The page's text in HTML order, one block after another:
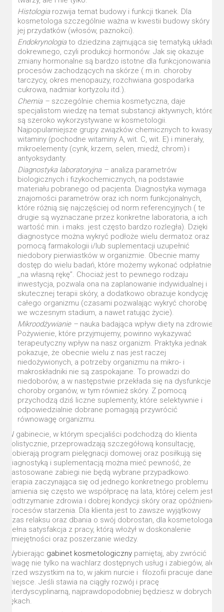
Histologia rozwija temat budowy i funkcji tkanek. Dla
kosmetologa szczególnie ważna w kwestii budowy skóry i
jej przydatków (włosów, paznokci).
Endokrynologiato dziedzina zajmująca się tematyką układu
dokrewnego, czyli produkcji hormonów. Jak się okazuje
zmiany hormonalne są bardzo istotne dla funkcjonowania i
procesów zachodzących na skórze ( m.in. choroby
tarczycy, okres menopauzy, rozchwiana gospodarka
cukrowa, nadmiar kortyzolu itd.).
Chemia – szczególnie chemia kosmetyczna, daje
specjalistom wiedzę na temat substancji aktywnych, które
są szeroko wykorzystywane w kosmetologii.
Najpopularniejsze grupy związków chemicznych to kwasy,
witaminy (pochodne witaminy A, wit. C, wit. E) i minerały,
mikroelementy (cynk, krzem, selen, miedź, chrom) i
antyoksydanty.
Diagnostyka laboratoryjna – analiza parametrów
biologicznych i fizykochemicznych, na podstawie
materiału pobranego od pacjenta. Diagnostyka wymaga
znajomości parametrów oraz ich norm funkcjonalnych,
które różnią się najczęściej od norm referencyjnych ( te
drugie są wyznaczane przez konkretne laboratoria, a ich
wartość min. i maks. jest często bardzo rozległa). Dzięki
diagnostyce można wykryć podłoże wielu dermatoz oraz z
pomocą farmakologii i/lub suplementacji uzupełnić
niedobory pierwiastków w organizmie. Obecnie mamy
dostęp do wielu badań, które możemy wykonać odpłatnie
,,na własną rękę”. Chociaż jest to pewnego rodzaju
inwestycja, pozwala ona na zaplanowanie indywidualnej i
skutecznej terapii skóry, a dodatkowo obrazuje kondycję
całego organizmu (czasami pozwalając wykryć chorobę
we wczesnym stadium, a nawet ratując życie).
Mikroodżywianie – nauka badająca wpływ diety na zdrowie.
Pożywienie, które przyjmujemy, powinno wykazywać
terapeutyczny wpływ na nasz organizm. Praktyka jednak
pokazuje, że obecnie wielu z nas jest raczej
niedożywionych, a potrzeby organizmu na mikro- i
makroskładniki nie są zaspokajane. To prowadzi do
niedoborów, a w następstwie przekłada się na dysfunkcje i
choroby organów, w tym również skóry. Z pomocą
przychodzą dziś liczne suplementy, które selektywnie i
odpowiedzialnie dobrane pomagają przywrócić
równowagę organizmu.
W gabinecie, w którym specjaliści podchodzą do klienta
holistycznie, przeprowadzają szczegółową konsultację,
dobierają program pielęgnacji domowej oraz posiłkują się
diagnostyką i suplementacją można mieć pewność, że
zastosowane zabiegi nie będą wybrane przypadkowo.
Terapia zaczynająca się od jednego konkretnego problemu
zamienia się często we współpracę na lata, której celem jest
podtrzymanie zdrowia i dobrej kondycji skóry oraz opóźnienie
procesów starzenia. Dla klienta jest to zawsze wyjątkowy
czas relaksu oraz dbania o swój dobrostan, dla kosmetologa
pełna satysfakcja z pracy, którą włożył w doskonalenie
umiejętności oraz poszerzanie wiedzy.
Wybierając gabinet kosmetologiczny pamiętaj, aby zwrócić
uwagę nie tylko na wachlarz dostępnych usług i zabiegów, ale
przed wszystkim na to, w jakim nurcie i filozofii pracuje dane
miejsce. Jeśli stawia na ciągły rozwój i pracę
interdyscyplinarną, najprawdopodobniej będziesz w dobrych
rękach.